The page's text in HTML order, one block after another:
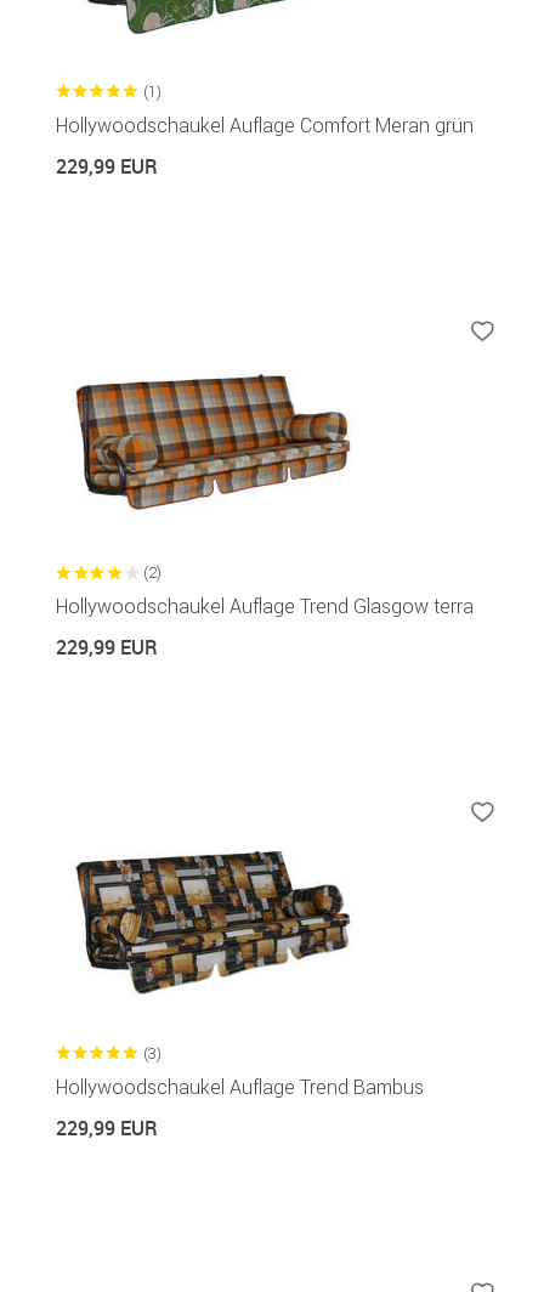
(1)
Hollywoodschaukel Auflage Comfort Meran grün
229,99 EUR
(2)
Hollywoodschaukel Auflage Trend Glasgow terra
229,99 EUR
(3)
Hollywoodschaukel Auflage Trend Bambus
229,99 EUR